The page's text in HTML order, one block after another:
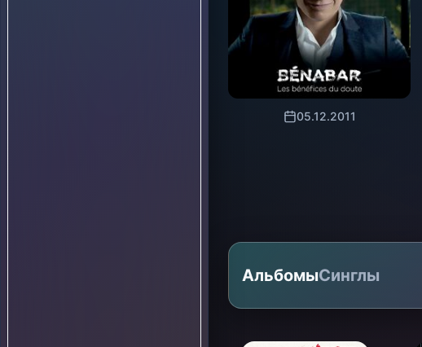
05.12.2011
АльбомыСинглы